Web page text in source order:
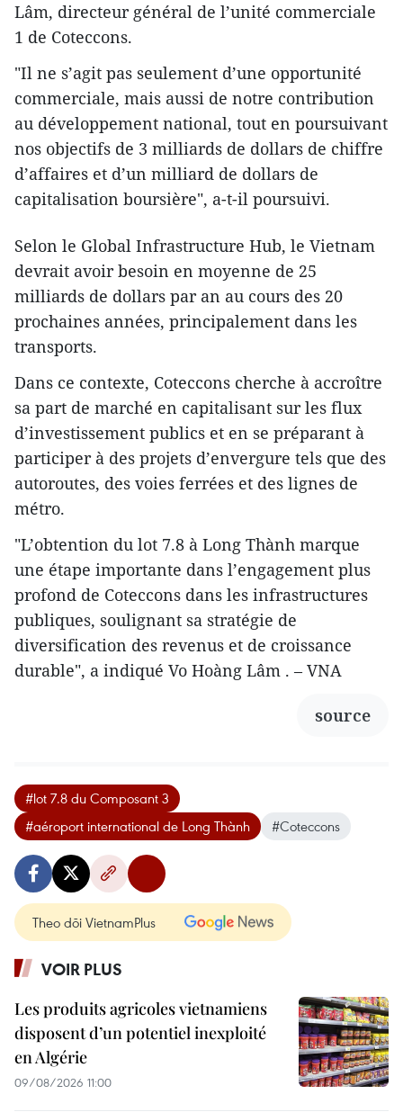
Lâm, directeur général de l’unité commerciale
1 de Coteccons.
"Il ne s’agit pas seulement d’une opportunité
commerciale, mais aussi de notre contribution
au développement national, tout en poursuivant
nos objectifs de 3 milliards de dollars de chiffre
d’affaires et d’un milliard de dollars de
capitalisation boursière", a-t-il poursuivi.
Selon le Global Infrastructure Hub, le Vietnam
devrait avoir besoin en moyenne de 25
milliards de dollars par an au cours des 20
prochaines années, principalement dans les
transports.
Dans ce contexte, Coteccons cherche à accroître
sa part de marché en capitalisant sur les flux
d’investissement publics et en se préparant à
participer à des projets d’envergure tels que des
autoroutes, des voies ferrées et des lignes de
métro.
"L’obtention du lot 7.8 à Long Thành marque
une étape importante dans l’engagement plus
profond de Coteccons dans les infrastructures
publiques, soulignant sa stratégie de
diversification des revenus et de croissance
durable", a indiqué Vo Hoàng Lâm . – VNA
source
#lot 7.8 du Composant 3
#aéroport international de Long Thành
#Coteccons
Theo dõi VietnamPlus
VOIR PLUS
Les produits agricoles vietnamiens
disposent d’un potentiel inexploité
en Algérie
09/08/2026 11:00